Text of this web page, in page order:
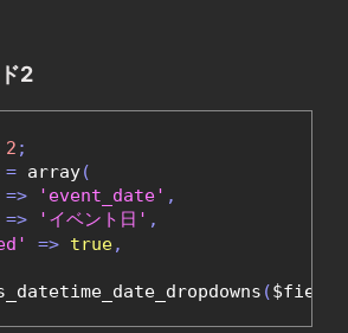
2
2 ;
= array(
=> 'event_date' ,
=> 'イベント日' ,
=> true,
(